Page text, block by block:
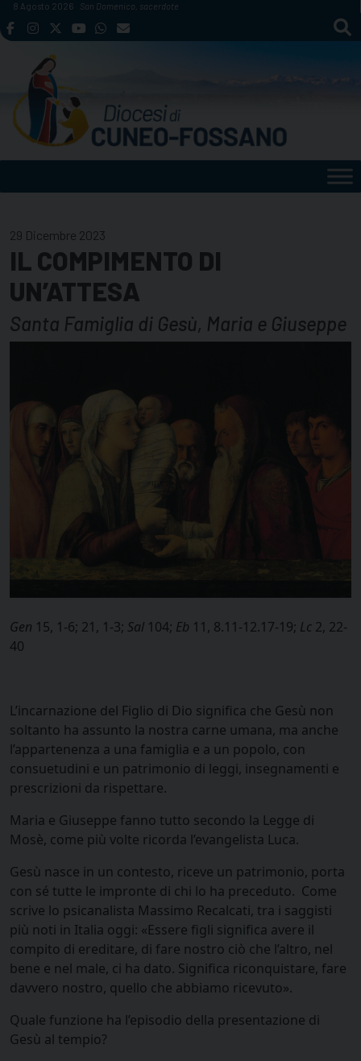
Skip
to
8 Agosto 2026 San Domenico, sacerdote
29 Dicembre 2023
IL COMPIMENTO DI
UN’ATTESA
Santa Famiglia di Gesù, Maria e Giuseppe
Gen 15, 1-6; 21, 1-3; Sal 104; Eb 11, 8.11-12.17-19; Lc 2, 22-
40
L’incarnazione del Figlio di Dio significa che Gesù non
soltanto ha assunto la nostra carne umana, ma anche
l’appartenenza a una famiglia e a un popolo, con
consuetudini e un patrimonio di leggi, insegnamenti e
prescrizioni da rispettare.
Maria e Giuseppe fanno tutto secondo la Legge di
Mosè, come più volte ricorda l’evangelista Luca.
Gesù nasce in un contesto, riceve un patrimonio, porta
con sé tutte le impronte di chi lo ha preceduto. Come
scrive lo psicanalista Massimo Recalcati, tra i saggisti
più noti in Italia oggi: «Essere figli significa avere il
compito di ereditare, di fare nostro ciò che l’altro, nel
bene e nel male, ci ha dato. Significa riconquistare, fare
davvero nostro, quello che abbiamo ricevuto».
Quale funzione ha l’episodio della presentazione di
Gesù al tempio?